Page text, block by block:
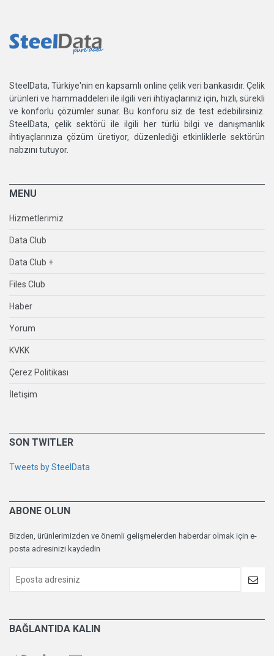
SteelData, Türkiye'nin en kapsamlı online çelik veri bankasıdır. Çelik
ürünleri ve hammaddeleri ile ilgili veri ihtiyaçlarınız için, hızlı, sürekli
ve konforlu çözümler sunar. Bu konforu siz de test edebilirsiniz.
SteelData, çelik sektörü ile ilgili her türlü bilgi ve danışmanlık
ihtiyaçlarınıza çözüm üretiyor, düzenlediği etkinliklerle sektörün
nabzını tutuyor.
MENU
Hizmetlerimiz
Data Club
Data Club +
Files Club
Haber
Yorum
KVKK
Çerez Politikası
İletişim
SON TWITLER
Tweets by SteelData
ABONE OLUN
Bizden, ürünlerimizden ve önemli gelişmelerden haberdar olmak için e-
posta adresinizi kaydedin
BAĞLANTIDA KALIN